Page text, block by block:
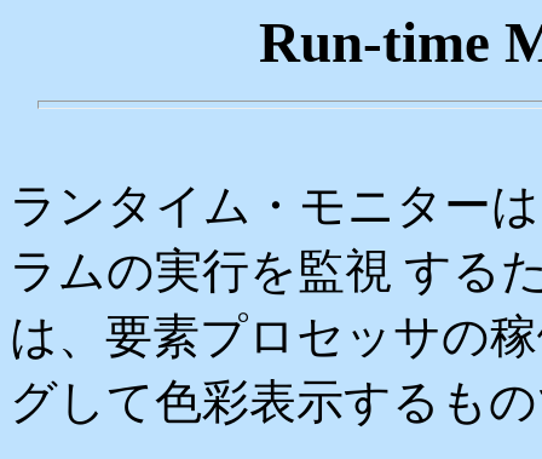
Run-time
ランタイム・モニター
ラムの実行を監視 する
は、要素プロセッサの
グして色彩表示するも